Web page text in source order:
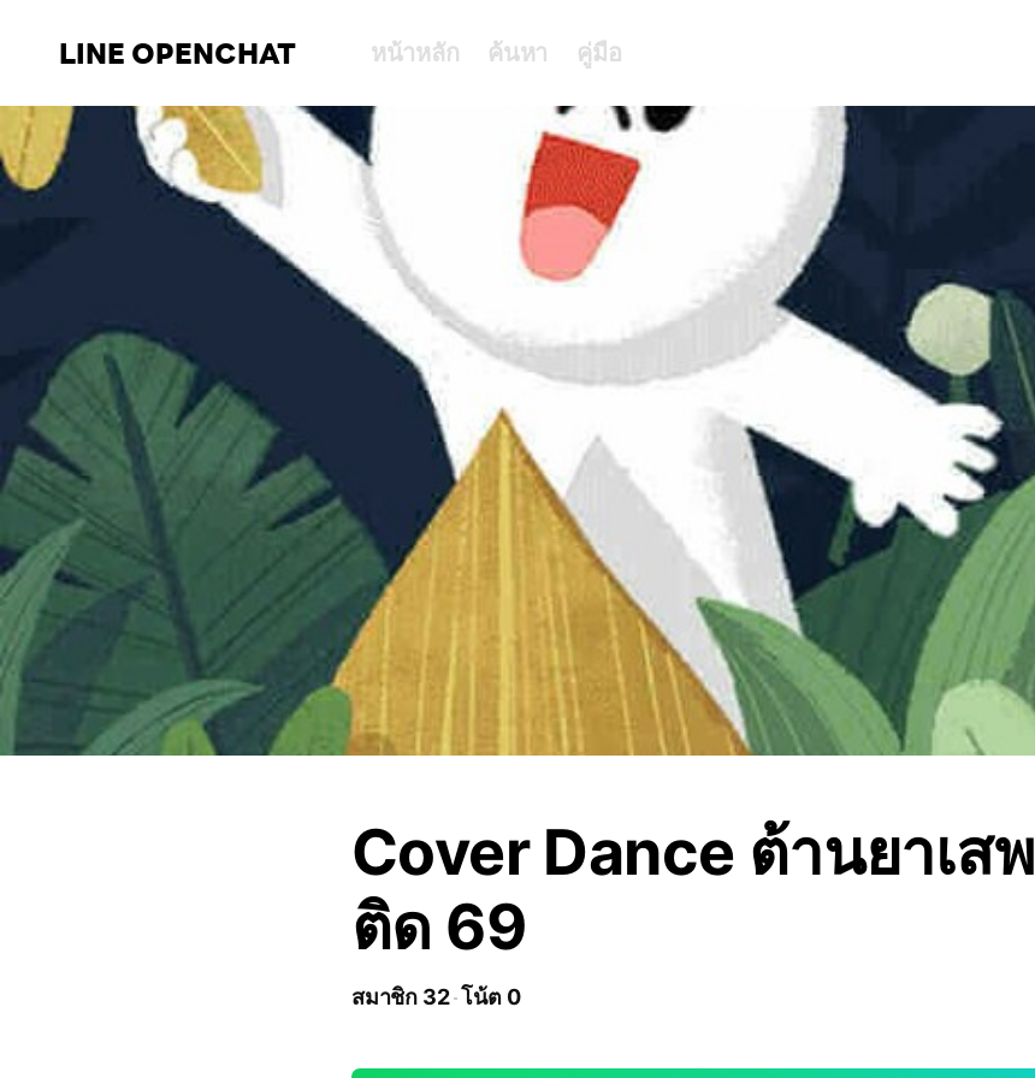
LINE OPENCHAT หน้าหลัก ค้นหา คู่มือ
Cover Dance ต้านยาเสพ
ติด 69
สมาชิก 32 โน้ต 0